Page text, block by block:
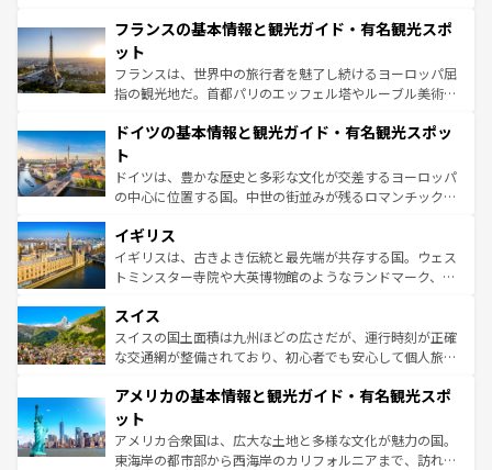
なお、新着のイタリア情報はコンテンツ一覧を参照してほ
しい。
文化が根付くこの国では、情熱的なフラメンコ、熱気あふ
れる闘牛、そして美味しいタパスが生活の一部となってい
る。首都マドリードの洗練された雰囲気や、バルセロナの
アートに溢れた街角から、地方では古代ローマ遺跡や中世
せる。地方によって風土や気候が異なるスペインはその個
ンテンツ一覧 を参照してほしい。
フランスの基本情報と観光ガイド・有名観光スポ
ット
フランスは、世界中の旅行者を魅了し続けるヨーロッパ屈
指の観光地だ。首都パリのエッフェル塔やルーブル美術館
で、幅広い魅力が詰まっている。華麗な宮殿、歴史的な大
聖堂、美しいビーチ、そして豊かな自然が、訪れる者を心
から魅了する。また、フランスは美食の国としても知ら
れ、フランス料理はユネスコ無形文化遺産にも登録されて
香り高いラベンダー畑など、多彩な楽しみ方が可能だ。さ
らに、パリ以外の地域にも魅力が溢れており、どの街角に
も豊かな歴史と文化が息づいている。パリ以外の個性あふ
を参照してほしい。
ドイツの基本情報と観光ガイド・有名観光スポッ
ト
ドイツは、豊かな歴史と多彩な文化が交差するヨーロッパ
の中心に位置する国。中世の街並みが残るロマンチック街
顔を持つこの国は、どこを歩いても飽きることがない。ベ
ルリンの文化的活気、バイエルン州のアルプスの絶景、そ
してライン川沿いのワイン畑といった風景は必見。ビール
は、お酒好きな人にはぜひ体験してほしい。 なお、新着の
ドイツ情報はコンテンツ一覧を参照してほしい。
イギリス
イギリスは、古きよき伝統と最先端が共存する国。ウェス
トミンスター寺院や大英博物館のようなランドマーク、歴
リアごとに異なる魅力がある。また、優雅なアフタヌーン
ティー、ビール好きにはたまらない英国パブ、サッカー観
戦など、本場だからこそできる体験も豊富。イギリスを旅
ンツ一覧を参照してほしい。
スイス
スイスの国土面積は九州ほどの広さだが、運行時刻が正確
な交通網が整備されており、初心者でも安心して個人旅行
の建物がそのまま残る町や、スイスならではのユニークな
博物館もあり、アルプス観光だけでなく町歩きも満喫する
ことができる。国民の所得が高いため物価も高いが、旅行
者向けの交通パス提供のサービスもあり、うまく活用すれ
アメリカの基本情報と観光ガイド・有名観光スポ
ット
アメリカ合衆国は、広大な土地と多様な文化が魅力の国。
東海岸の都市部から西海岸のカリフォルニアまで、訪れる